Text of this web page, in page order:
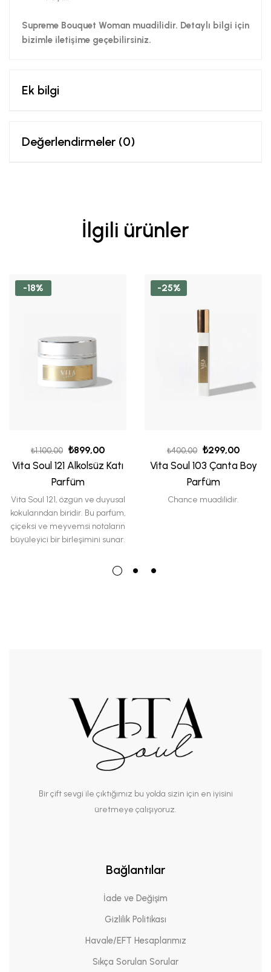
Supreme Bouquet Woman muadilidir. Detaylı bilgi için
bizimle iletişime geçebilirsiniz.
Ek bilgi
Değerlendirmeler (0)
İlgili ürünler
-18%
₺1.100,00 ₺899,00
Vita Soul 121 Alkolsüz Katı
Parfüm
Vita Soul 121, özgün ve duyusal
kokularından biridir. Bu parfüm,
çiçeksi ve meyvemsi notaların
büyüleyici bir birleşimini sunar.
-25%
₺400,00 ₺299,00
Vita Soul 103 Çanta Boy
Parfüm
Chance muadilidir.
Bir çift sevgi ile çıktığımız bu yolda sizin için en iyisini
üretmeye çalışıyoruz.
Bağlantılar
İade ve Değişim
Gizlilik Politikası
Havale/EFT Hesaplarımız
Sıkça Sorulan Sorular